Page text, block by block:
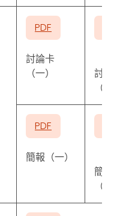
PDF
討論卡
（一）
討
（
PDF
簡報（一）
簡報
（